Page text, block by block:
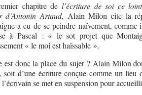
chapitre del’écriture de soi ce
d’Antonin Artaud, Alain Milon cite la
a eu de se peindre naïvement,
à Pascal : « le sot projet que
« le moi est haïssable ».
est donc la place du sujet ? Alain Milon
soit d’une écriture conçue comme un
se met en suspension pour